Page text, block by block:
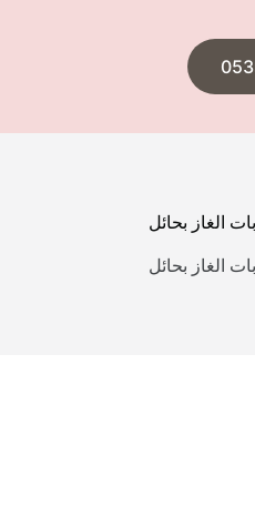
الغاز بحائل
الغاز بحائل